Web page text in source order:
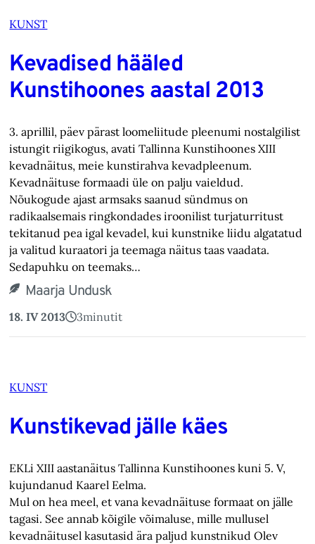
KUNST
Kevadised hääled
Kunstihoones aastal 2013
3. aprillil, päev pärast loomeliitude pleenumi nostalgilist
istungit riigikogus, avati Tallinna Kunstihoones XIII
kevadnäitus, meie kunstirahva kevadpleenum.
Kevadnäituse formaadi üle on palju vaieldud.
Nõukogude ajast armsaks saanud sündmus on
radikaalsemais ringkondades iroonilist turjaturritust
tekitanud pea igal kevadel, kui kunstnike liidu algatatud
ja valitud kuraatori ja teemaga näitus taas vaadata.
Sedapuhku on teemaks…
Maarja Undusk
18. IV 2013 3minutit
KUNST
Kunstikevad jälle käes
EKLi XIII aastanäitus Tallinna Kunstihoones kuni 5. V,
kujundanud Kaarel Eelma.
Mul on hea meel, et vana kevadnäituse formaat on jälle
tagasi. See annab kõigile võimaluse, mille mullusel
kevadnäitusel kasutasid ära paljud kunstnikud Olev